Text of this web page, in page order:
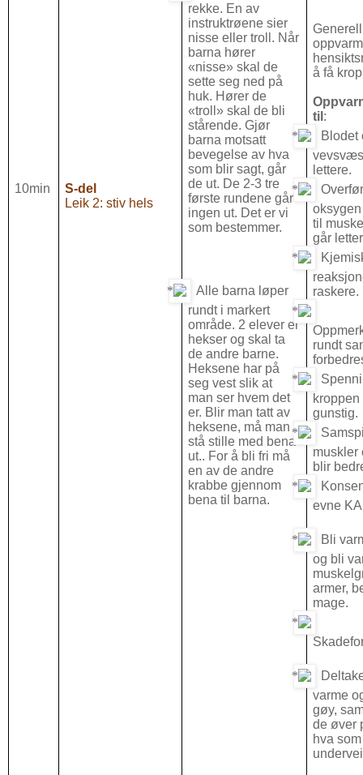
10min
S-del
Leik 2: stiv hels
rekke. En av
instruktrøene sier
nisse eller troll. Når
barna hører
«nisse» skal de
sette seg ned på
huk. Hører de
«troll» skal de bli
stårende. Gjør
barna motsatt
bevegelse av hva
som blir sagt, går
de ut. De 2-3 tre
første rundene går
ingen ut. Det er vi
som bestemmer.
Alle barna løper
rundt i markert
område. 2 elever er
hekser og skal ta
de andre barne.
Heksene har på
seg vest slik at
man ser hvem det
er. Blir man tatt av
heksene, må man
stå stille med bena
ut.. For å bli fri må
en av de andre
krabbe gjennom
bena til barna.
Generell
å få
til :
Blodet
lettere.
til
går
raskere.
rundt
gunstig.
muskler
blir
evne
Bli
og bli
armer,
mage.
varme
gøy,
de øver
hva